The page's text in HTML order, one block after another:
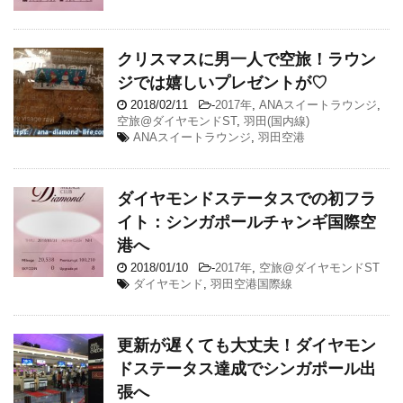
クリスマスに男一人で空旅！ラウン
ジでは嬉しいプレゼントが♡
2018/02/11 -2017年, ANAスイートラウンジ,
空旅@ダイヤモンドST, 羽田(国内線)
ANAスイートラウンジ, 羽田空港
ダイヤモンドステータスでの初フラ
イト：シンガポールチャンギ国際空
港へ
2018/01/10 -2017年, 空旅@ダイヤモンドST
ダイヤモンド, 羽田空港国際線
更新が遅くても大丈夫！ダイヤモン
ドステータス達成でシンガポール出
張へ